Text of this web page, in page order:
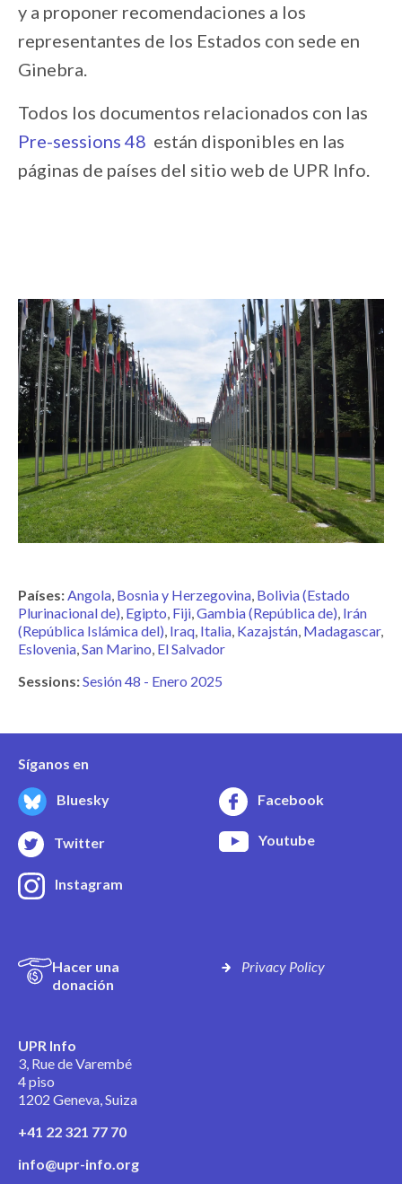
y a proponer recomendaciones a los
representantes de los Estados con sede en
Ginebra.
Todos los documentos relacionados con las
Pre-sessions 48 están disponibles en las
páginas de países del sitio web de UPR Info.
Países:Angola Bosnia y Herzegovina Bolivia (Estado
Plurinacional de) Egipto Fiji Gambia (República de) Irán
(República Islámica del) Iraq Italia Kazajstán Madagascar
Eslovenia San Marino El Salvador
Sessions:Sesión 48 - Enero 2025
Síganos en
Bluesky Facebook
Twitter Youtube
Instagram
Hacer una
donación
Privacy Policy
UPR Info
3, Rue de Varembé
4 piso
1202 Geneva, Suiza
+41 22 321 77 70
info@upr-info.org